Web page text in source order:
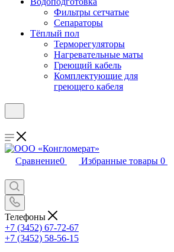
Фильтры сетчатые
Сепараторы
Тёплый пол
Терморегуляторы
Нагревательные маты
Греющий кабель
Комплектующие для
греющего кабеля
Сравнение0 Избранные товары 0
Телефоны
+7 (3452) 67-72-67
+7 (3452) 58-56-15